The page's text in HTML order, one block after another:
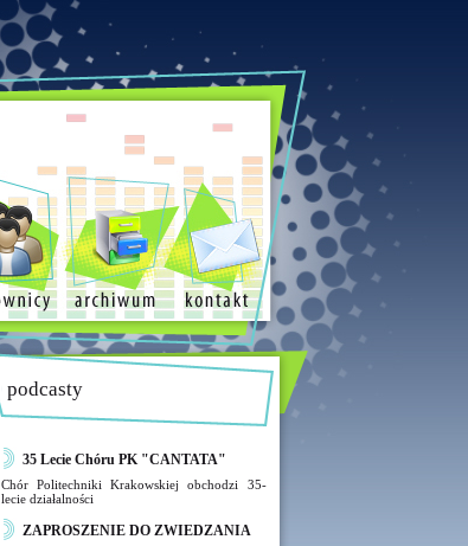
podcasty
35 Lecie Chóru PK "CANTATA"
Chór Politechniki Krakowskiej obchodzi 35-
lecie działalności
ZAPROSZENIE DO ZWIEDZANIA